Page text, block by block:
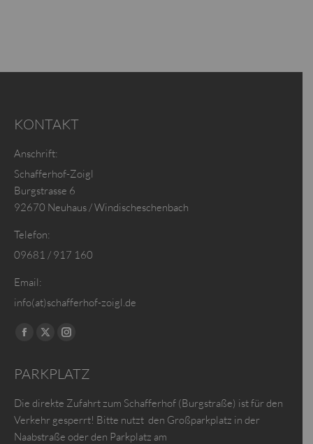
KONTAKT
Anschrift:
Schafferhof-Zoigl
Burgstrasse 6
92670 Neuhaus / Windischeschenbach
Telefon:
09681 / 917 160
Email:
info(at)schafferhof-zoigl.de
Finden Sie uns auf:
Facebook
opens
new
window
X
opens
window
Instagram
opens
window
PARKPLATZ
Die direkte Zufahrt zum Schafferhof (Burgstraße) ist für den
Verkehr gesperrt! Bitte nutzt den Großparkplatz in der
Naabstraße oder den Parkplatz am